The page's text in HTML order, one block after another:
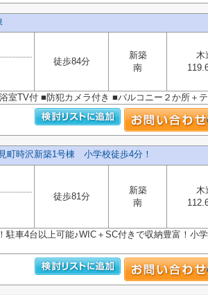
徒歩84分
新築
南
木
室TV付 ■防犯カメラ付き ■バルコニー２か所＋
町時沢新築1号棟 小学校徒歩4分！
徒歩81分
新築
南
木
車4台以上可能♪WIC＋SC付きで収納豊富！小